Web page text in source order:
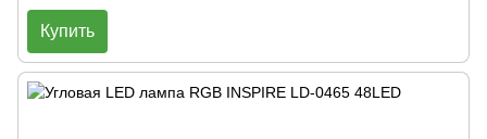
Купить